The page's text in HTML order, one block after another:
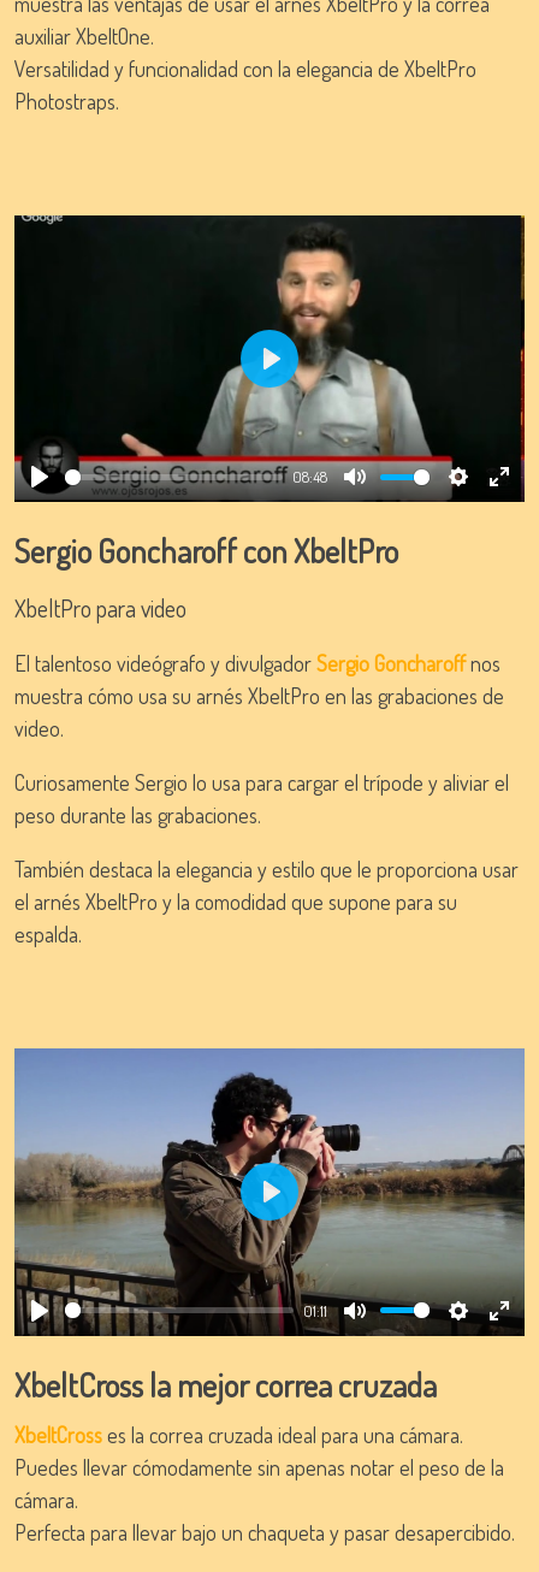
auxiliar XbeltOne.
Versatilidad y funcionalidad con la elegancia de XbeltPro
Photostraps.
Play
08:48
Mute Settings
Play
Sergio Goncharoff con XbeltPro
XbeltPro para video
El talentoso videógrafo y divulgadorSergio Goncharoffnos
muestra cómo usa su arnés XbeltPro en las grabaciones de
video.
Curiosamente Sergio lo usa para cargar el trípode y aliviar el
peso durante las grabaciones.
También destaca la elegancia y estilo que le proporciona usar
el arnés XbeltPro y la comodidad que supone para su
espalda.
Play
01:11
Mute Settings
Play
XbeltCross la mejor correa cruzada
XbeltCrosses la correa cruzada ideal para una cámara.
Puedes llevar cómodamente sin apenas notar el peso de la
cámara.
Perfecta para llevar bajo un chaqueta y pasar desapercibido.